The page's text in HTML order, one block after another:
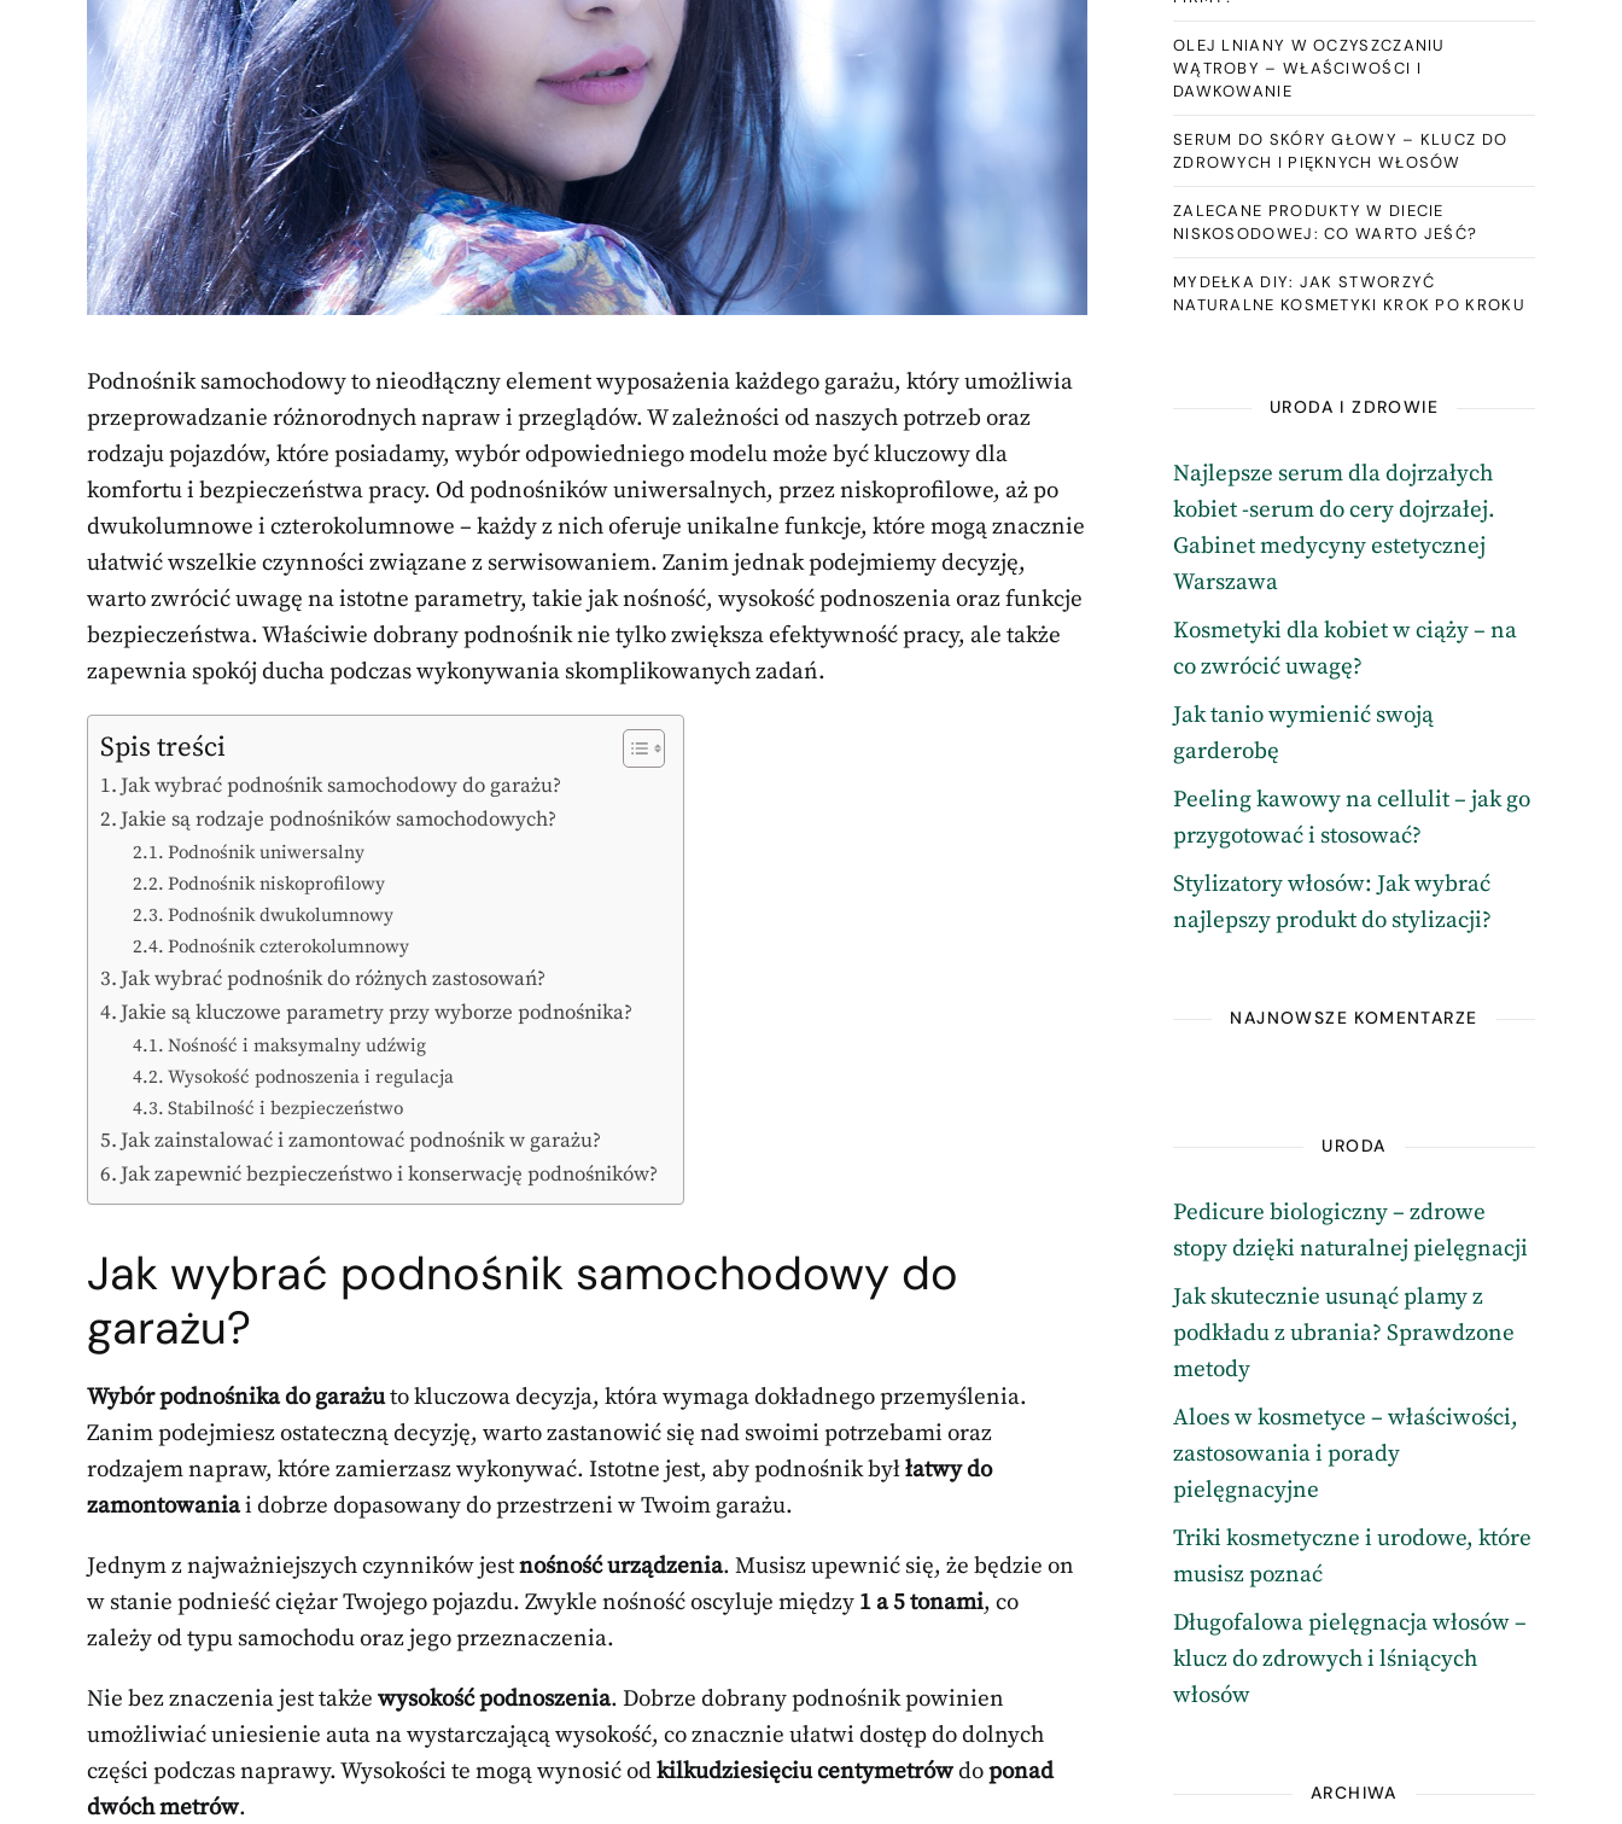
Podnośnik samochodowy to nieodłączny element wyposażenia każdego garażu, który umożliwia
przeprowadzanie różnorodnych napraw i przeglądów. W zależności od naszych potrzeb oraz
rodzaju pojazdów, które posiadamy, wybór odpowiedniego modelu może być kluczowy dla
komfortu i bezpieczeństwa pracy. Od podnośników uniwersalnych, przez niskoprofilowe, aż po
dwukolumnowe i czterokolumnowe – każdy z nich oferuje unikalne funkcje, które mogą znacznie
ułatwić wszelkie czynności związane z serwisowaniem. Zanim jednak podejmiemy decyzję,
warto zwrócić uwagę na istotne parametry, takie jak nośność, wysokość podnoszenia oraz funkcje
bezpieczeństwa. Właściwie dobrany podnośnik nie tylko zwiększa efektywność pracy, ale także
zapewnia spokój ducha podczas wykonywania skomplikowanych zadań.
Spis treści
Jak wybrać podnośnik samochodowy do garażu?
Jakie są rodzaje podnośników samochodowych?
Podnośnik uniwersalny
Podnośnik niskoprofilowy
Podnośnik dwukolumnowy
Podnośnik czterokolumnowy
Jak wybrać podnośnik do różnych zastosowań?
Jakie są kluczowe parametry przy wyborze podnośnika?
Nośność i maksymalny udźwig
Wysokość podnoszenia i regulacja
Stabilność i bezpieczeństwo
Jak zainstalować i zamontować podnośnik w garażu?
Jak zapewnić bezpieczeństwo i konserwację podnośników?
Jak wybrać podnośnik samochodowy do
garażu?
Wybór podnośnika do garażuto kluczowa decyzja, która wymaga dokładnego przemyślenia.
Zanim podejmiesz ostateczną decyzję, warto zastanowić się nad swoimi potrzebami oraz
rodzajem napraw, które zamierzasz wykonywać. Istotne jest, aby podnośnik byłłatwy do
zamontowaniai dobrze dopasowany do przestrzeni w Twoim garażu.
Jednym z najważniejszych czynników jestnośność urządzenia. Musisz upewnić się, że będzie on
w stanie podnieść ciężar Twojego pojazdu. Zwykle nośność oscyluje między 1 a 5 tonami, co
zależy od typu samochodu oraz jego przeznaczenia.
Nie bez znaczenia jest także wysokość podnoszenia. Dobrze dobrany podnośnik powinien
umożliwiać uniesienie auta na wystarczającą wysokość, co znacznie ułatwi dostęp do dolnych
części podczas naprawy. Wysokości te mogą wynosić odkilkudziesięciu centymetrówdoponad
dwóch metrów.
OLEJ LNIANY W OCZYSZCZANIU
WĄTROBY – WŁAŚCIWOŚCI I
DAWKOWANIE
SERUM DO SKÓRY GŁOWY – KLUCZ DO
ZDROWYCH I PIĘKNYCH WŁOSÓW
ZALECANE PRODUKTY W DIECIE
NISKOSODOWEJ: CO WARTO JEŚĆ?
MYDEŁKA DIY: JAK STWORZYĆ
NATURALNE KOSMETYKI KROK PO KROKU
URODA I ZDROWIE
Najlepsze serum dla dojrzałych
kobiet -serum do cery dojrzałej.
Gabinet medycyny estetycznej
Warszawa
Kosmetyki dla kobiet w ciąży – na
co zwrócić uwagę?
Jak tanio wymienić swoją
garderobę
Peeling kawowy na cellulit – jak go
przygotować i stosować?
Stylizatory włosów: Jak wybrać
najlepszy produkt do stylizacji?
NAJNOWSZE KOMENTARZE
URODA
Pedicure biologiczny – zdrowe
stopy dzięki naturalnej pielęgnacji
Jak skutecznie usunąć plamy z
podkładu z ubrania? Sprawdzone
metody
Aloes w kosmetyce – właściwości,
zastosowania i porady
pielęgnacyjne
Triki kosmetyczne i urodowe, które
musisz poznać
Długofalowa pielęgnacja włosów –
klucz do zdrowych i lśniących
włosów
ARCHIWA